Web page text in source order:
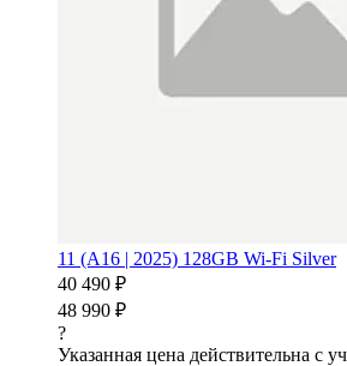
11 (A16 | 2025) 128GB Wi-Fi Silver
40 490 ₽
48 990 ₽
?
Указанная цена действительна с